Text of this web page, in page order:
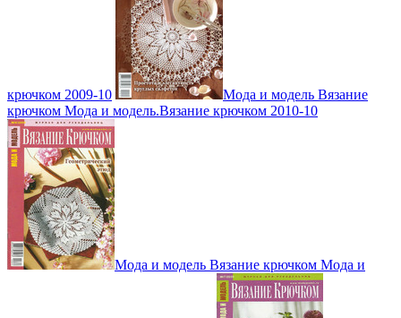
крючком 2009-10
Мода и модель Вязание
крючком Мода и модель.Вязание крючком 2010-10
Мода и модель Вязание крючком Мода и